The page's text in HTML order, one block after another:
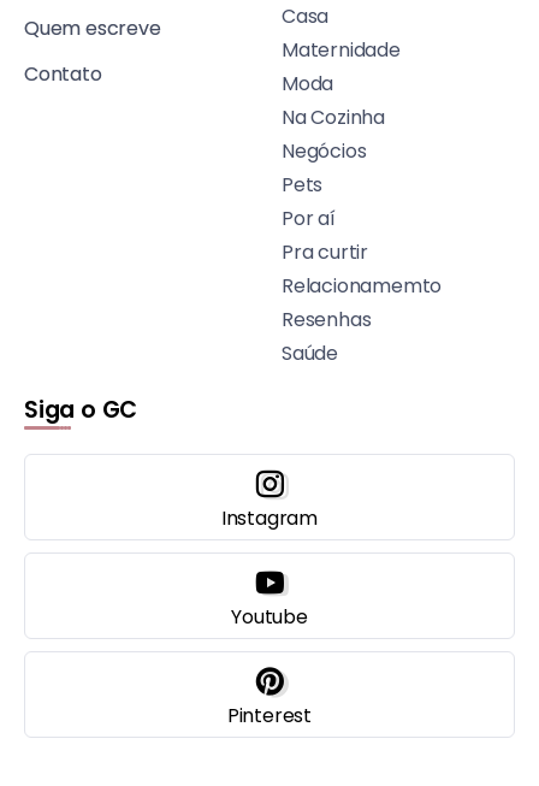
Quem escreve
Contato
Casa
Maternidade
Moda
Na Cozinha
Negócios
Pets
Por aí
Pra curtir
Relacionamemto
Resenhas
Saúde
Siga o GC
Instagram
Youtube
Pinterest